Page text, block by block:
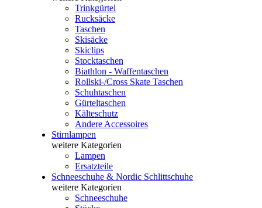
Trinkgürtel
Rucksäcke
Taschen
Skisäcke
Skiclips
Stocktaschen
Biathlon - Waffentaschen
Rollski-/Cross Skate Taschen
Schuhtaschen
Gürteltaschen
Kälteschutz
Andere Accessoires
Stirnlampen
weitere Kategorien
Lampen
Ersatzteile
Schneeschuhe & Nordic Schlittschuhe
weitere Kategorien
Schneeschuhe